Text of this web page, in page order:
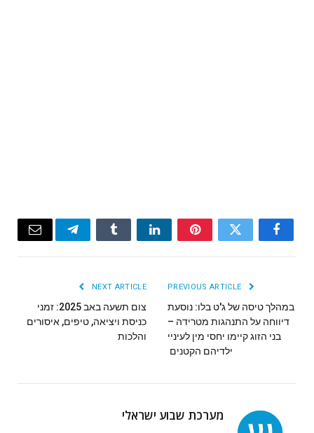
Facebook
Twitter
Pinterest
LinkedIn
Tumblr
Telegram
Email
במהלך טיסה של ג'ט בלו: נוסעת
דיווחה על התנהגות מטרידה –
בני הזוג קיימו יחסי מין לעיניי
ילדיהם הקטנים
NEXT ARTICLE
צום תשעה באב 2025: זמני
כניסת ויציאה, טיפים, איסורים
והלכות
מערכת שבוע ישראלי